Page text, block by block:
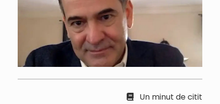
Un minut de citit